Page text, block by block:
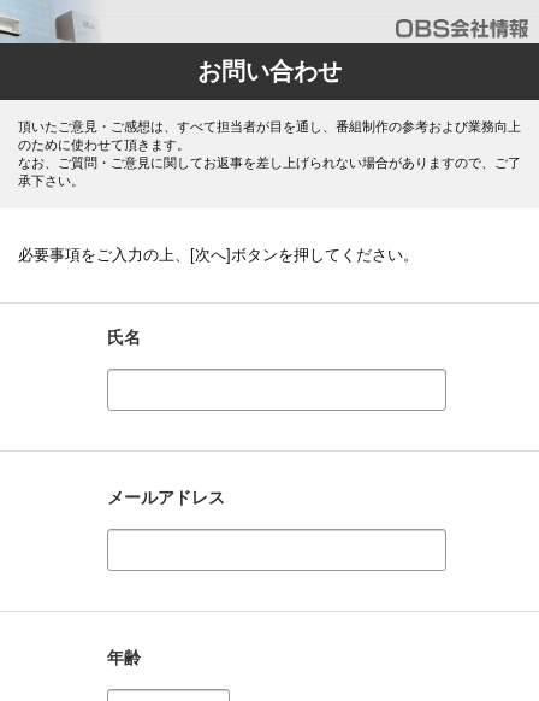
お問い合わせ
頂いたご意見・ご感想は、すべて担当者が目を通し、番組制作の参考および業務向上
のために使わせて頂きます。
なお、ご質問・ご意見に関してお返事を差し上げられない場合がありますので、ご了
承下さい。
必要事項をご入力の上、[次へ]ボタンを押してください。
氏名
メールアドレス
年齢